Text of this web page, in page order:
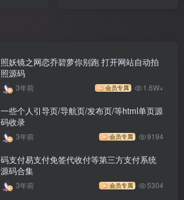
照妖镜之网恋乔碧萝你别跑 打开网站自动拍
照源码
3年前 会员专属 1.6W+
一些个人引导页/导航页/发布页/等html单页源
码收录
3年前 会员专属 9194
码支付易支付免签代收付等第三方支付系统
源码合集
3年前 会员专属 5304